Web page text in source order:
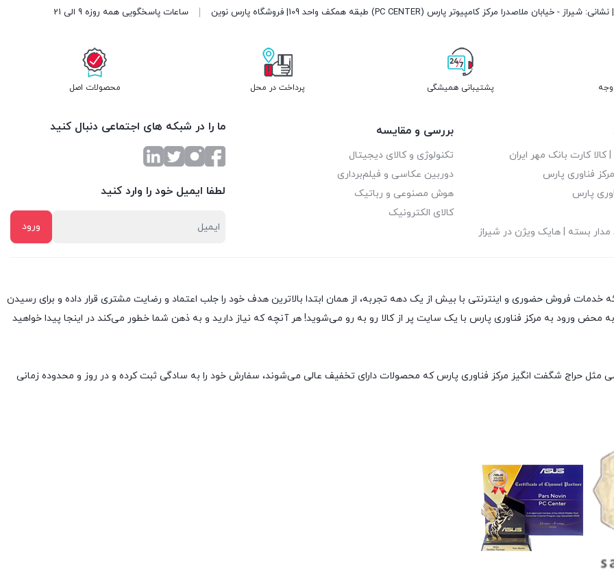
ساعات پاسخگویی همه روزه 9 الی 21
پشتیبانی همیشگی پرداخت در محل محصولات اصل
| کالا کارت بانک مهر ایران
فناوری پارس
پارس
مدار بسته | هایک ویژن در شیراز
بررسی و مقایسه
تکنولوژی و کالای دیجیتال
دوربین عکاسی و فیلم‌برداری
هوش مصنوعی و رباتیک
کالای الکترونیک
ما را در شبکه های اجتماعی دنبال کنید
لطفا ایمیل خود را وارد کنید
متعال و به نیت ارائه خدمات فروش حضوری و اینترنتی با بیش از یک دهه تجربه، از همان ابتدا بالاترین هدف خود را جلب اعتماد و رضایت مشتری قرار داده و براى رسیدن
ورود به مرکز فناوری پارس با یک سایت پر از کالا رو به رو می‌شوید! هر آنچه که نیاز دارید و به ذهن شما خطور می‌کند در اینجا پیدا خواهید
مثل حراج شگفت انگیز مرکز فناوری پارس که محصولات دارای تخفیف عالی می‌شوند، سفارش خود را به سادگی ثبت کرده و در روز و محدوده زمانی